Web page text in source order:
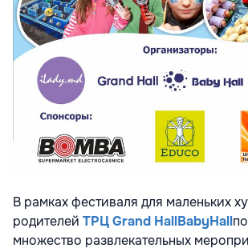
В рамках фестиваля для маленьких
родителей ТРЦGrand НallBabyHall
множество развлекательных